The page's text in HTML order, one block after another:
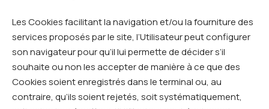
Les Cookies facilitant la navigation et/ou la fourniture des
services proposés par le site, l’Utilisateur peut configurer
son navigateur pour qu’il lui permette de décider s’il
souhaite ou non les accepter de manière à ce que des
Cookies soient enregistrés dans le terminal ou, au
contraire, qu’ils soient rejetés, soit systématiquement,